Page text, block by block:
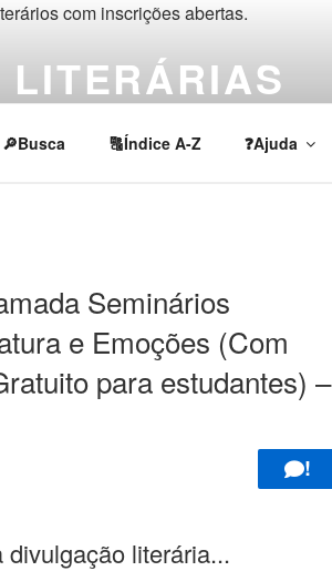
🔎Busca 🔠Índice A-Z ❓Ajuda
Seminários
e Emoções (Com
para estudantes) –
!
literária...